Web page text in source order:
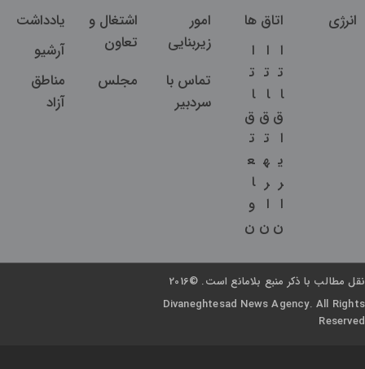
انرژی
اتاق ها
ا
ت
ا
ق
ا
ی
ر
ا
ن
ا
ت
ا
ق
ت
ه
ر
ا
ن
ا
ت
ا
ق
ت
ع
ا
و
ن
امور
زیربنایی
اشتغال و
تعاون
یادداشت
آرشیو
تماس با
سردبیر
مجلس
مناطق
آزاد
نقل مطالب با ذکر منبع بلامانع است. ©2016
Divaneghtesad News Agency. All Rights
Reserved